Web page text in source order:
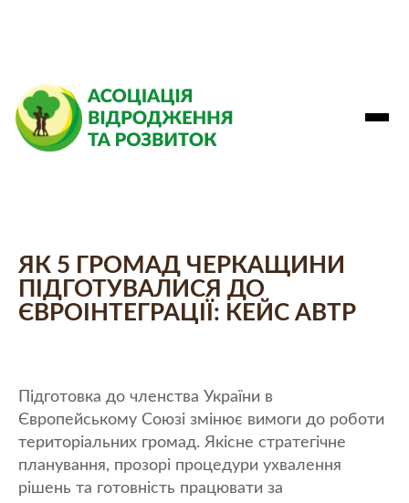
ЯК 5 ГРОМАД ЧЕРКАЩИНИ
ПІДГОТУВАЛИСЯ ДО
ЄВРОІНТЕГРАЦІЇ: КЕЙС АВТР
Підготовка до членства України в
Європейському Союзі змінює вимоги до роботи
територіальних громад. Якісне стратегічне
планування, прозорі процедури ухвалення
рішень та готовність працювати за